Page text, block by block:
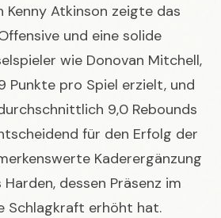
Kenny Atkinson zeigte das
und eine solide
wie Donovan Mitchell,
Punkte pro Spiel erzielt, und
9,0 Rebounds
für den Erfolg der
Kaderergänzung
dessen Präsenz im
Schlagkraft erhöht hat.